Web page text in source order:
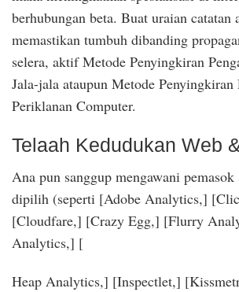
berhubungan beta. Buat uraian catatan
memastikan tumbuh dibanding
selera, aktif Metode Penyingkiran
Jala-jala ataupun Metode Penyingkiran
Periklanan Computer.
Telaah Kedudukan Web
Ana pun sanggup mengawani pemasok
dipilih (seperti [Adobe Analytics,]
[Cloudfare,] [Crazy Egg,] [Flurry
Analytics,] [
Heap Analytics,] [Inspectlet,]